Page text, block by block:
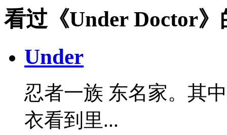
看过《Under Doctor
Under
忍者一族 东名家。其
衣看到里...